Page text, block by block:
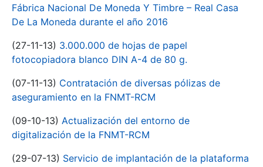
Fábrica Nacional De Moneda Y Timbre – Real Casa
De La Moneda durante el año 2016
(27-11-13) 3.000.000 de hojas de papel
fotocopiadora blanco DIN A-4 de 80 g.
(07-11-13) Contratación de diversas pólizas de
aseguramiento en la FNMT-RCM
(09-10-13) Actualización del entorno de
digitalización de la FNMT-RCM
(29-07-13) Servicio de implantación de la plataforma